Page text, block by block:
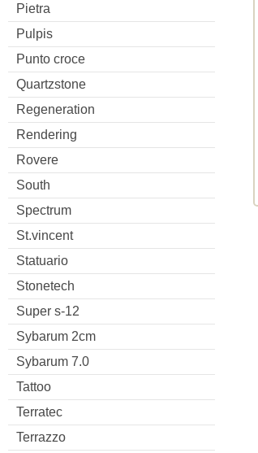
Pietra
Pulpis
Punto croce
Quartzstone
Regeneration
Rendering
Rovere
South
Spectrum
St.vincent
Statuario
Stonetech
Super s-12
Sybarum 2cm
Sybarum 7.0
Tattoo
Terratec
Terrazzo